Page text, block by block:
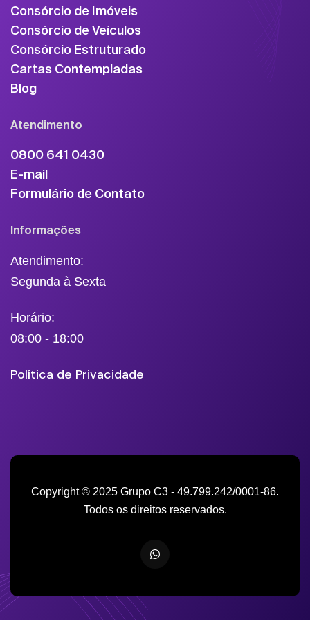
Consórcio de Imóveis
Consórcio de Veículos
Consórcio Estruturado
Cartas Contempladas
Blog
Atendimento
0800 641 0430
E-mail
Formulário de Contato
Informações
Atendimento:
Segunda à Sexta
Horário:
08:00 - 18:00
Política de Privacidade
Copyright © 2025 Grupo C3 - 49.799.242/0001-86.
Todos os direitos reservados.